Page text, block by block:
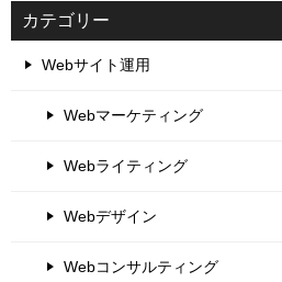
カテゴリー
Webサイト運用
Webマーケティング
Webライティング
Webデザイン
Webコンサルティング